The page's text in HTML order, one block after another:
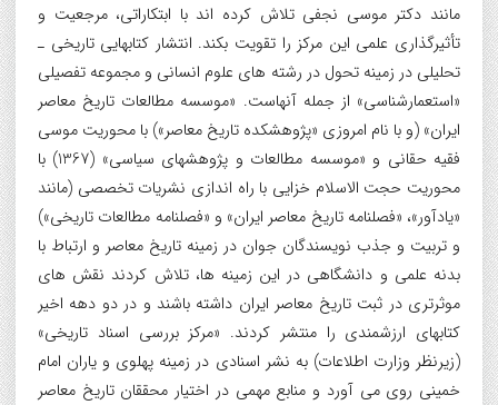
مانند دکتر موسی نجفی تلاش کرده اند با ابتکاراتی، مرجعیت و
تأثیرگذاری علمی این مرکز را تقویت بکند. انتشار کتابهایی تاریخی ـ
تحلیلی در زمینه تحول در رشته های علوم انسانی و مجموعه تفصیلی
«استعمارشناسی» از جمله آنهاست. «موسسه مطالعات تاریخ معاصر
ایران» (و با نام امروزی «پژوهشکده تاریخ معاصر») با محوریت موسی
فقیه حقانی و «موسسه مطالعات و پژوهشهای سیاسی» (1367) با
محوریت حجت الاسلام خزایی با راه اندازی نشریات تخصصی (مانند
«یادآور»، «فصلنامه تاریخ معاصر ایران» و «فصلنامه مطالعات تاریخی»)
و تربیت و جذب نویسندگان جوان در زمینه تاریخ معاصر و ارتباط با
بدنه علمی و دانشگاهی در این زمینه ها، تلاش کردند نقش های
موثرتری در ثبت تاریخ معاصر ایران داشته باشند و در دو دهه اخیر
کتابهای ارزشمندی را منتشر کردند. «مرکز بررسی اسناد تاریخی»
(زیرنظر وزارت اطلاعات) به نشر اسنادی در زمینه پهلوی و یاران امام
خمینی روی می آورد و منابع مهمی در اختیار محققان تاریخ معاصر